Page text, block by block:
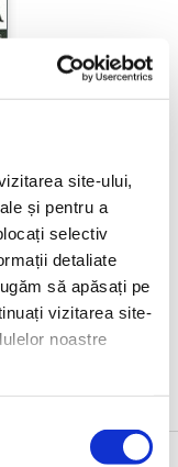
site-ului,
și pentru a
selectiv
detaliate
să apăsați pe
vizitarea site-
noastre